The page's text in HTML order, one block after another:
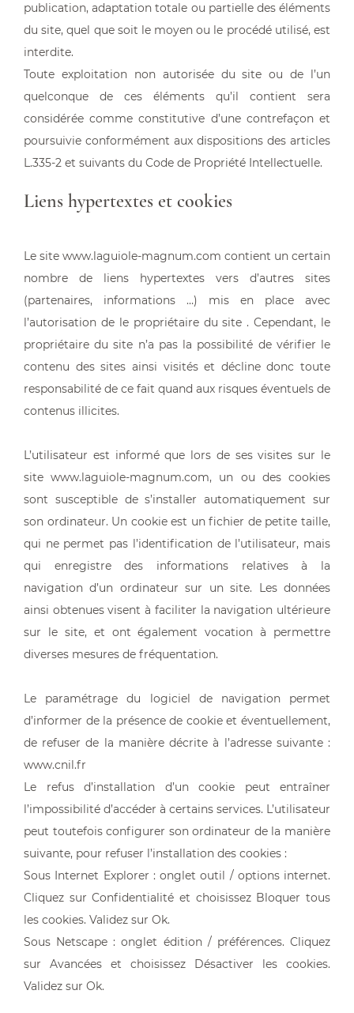
publication, adaptation totale ou partielle des éléments
du site, quel que soit le moyen ou le procédé utilisé, est
interdite.
Toute exploitation non autorisée du site ou de l’un
quelconque de ces éléments qu’il contient sera
considérée comme constitutive d’une contrefaçon et
poursuivie conformément aux dispositions des articles
L.335-2 et suivants du Code de Propriété Intellectuelle.
Liens hypertextes et cookies
Le site www.laguiole-magnum.com contient un certain
nombre de liens hypertextes vers d’autres sites
(partenaires, informations …) mis en place avec
l’autorisation de le propriétaire du site . Cependant, le
propriétaire du site n’a pas la possibilité de vérifier le
contenu des sites ainsi visités et décline donc toute
responsabilité de ce fait quand aux risques éventuels de
contenus illicites.
L’utilisateur est informé que lors de ses visites sur le
site www.laguiole-magnum.com, un ou des cookies
sont susceptible de s’installer automatiquement sur
son ordinateur. Un cookie est un fichier de petite taille,
qui ne permet pas l’identification de l’utilisateur, mais
qui enregistre des informations relatives à la
navigation d’un ordinateur sur un site. Les données
ainsi obtenues visent à faciliter la navigation ultérieure
sur le site, et ont également vocation à permettre
diverses mesures de fréquentation.
Le paramétrage du logiciel de navigation permet
d’informer de la présence de cookie et éventuellement,
de refuser de la manière décrite à l’adresse suivante :
www.cnil.fr
Le refus d’installation d’un cookie peut entraîner
l’impossibilité d’accéder à certains services. L’utilisateur
peut toutefois configurer son ordinateur de la manière
suivante, pour refuser l’installation des cookies :
Sous Internet Explorer : onglet outil / options internet.
Cliquez sur Confidentialité et choisissez Bloquer tous
les cookies. Validez sur Ok.
Sous Netscape : onglet édition / préférences. Cliquez
sur Avancées et choisissez Désactiver les cookies.
Validez sur Ok.